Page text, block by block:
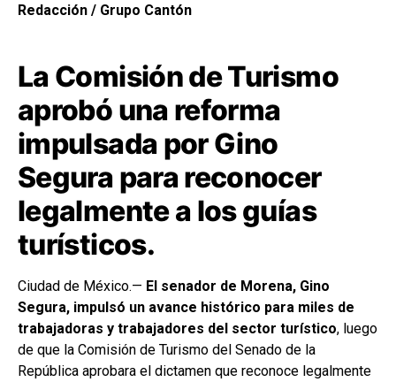
Redacción / Grupo Cantón
La Comisión de Turismo
aprobó una reforma
impulsada por Gino
Segura para reconocer
legalmente a los guías
turísticos.
Ciudad de México.— El senador de Morena, Gino
Segura, impulsó un avance histórico para miles de
trabajadoras y trabajadores del sector turístico, luego
de que la Comisión de Turismo del Senado de la
República aprobara el dictamen que reconoce legalmente